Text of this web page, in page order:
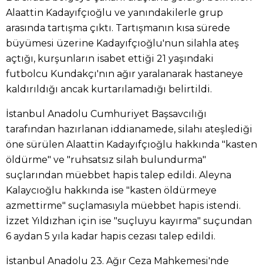
Alaattin Kadayıfçıoğlu ve yanındakilerle grup
arasında tartışma çıktı. Tartışmanın kısa sürede
büyümesi üzerine Kadayıfçıoğlu'nun silahla ateş
açtığı, kurşunların isabet ettiği 21 yaşındaki
futbolcu Kundakçı'nın ağır yaralanarak hastaneye
kaldırıldığı ancak kurtarılamadığı belirtildi.
İstanbul Anadolu Cumhuriyet Başsavcılığı
tarafından hazırlanan iddianamede, silahı ateşlediği
öne sürülen Alaattin Kadayıfçıoğlu hakkında "kasten
öldürme" ve "ruhsatsız silah bulundurma"
suçlarından müebbet hapis talep edildi. Aleyna
Kalaycıoğlu hakkında ise "kasten öldürmeye
azmettirme" suçlamasıyla müebbet hapis istendi.
İzzet Yıldızhan için ise "suçluyu kayırma" suçundan
6 aydan 5 yıla kadar hapis cezası talep edildi.
İstanbul Anadolu 23. Ağır Ceza Mahkemesi'nde